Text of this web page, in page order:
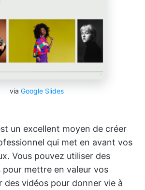
via Google Slides
un excellent moyen de créer
qui met en avant vos
Vous pouvez utiliser des
pour mettre en valeur vos
des vidéos pour donner vie à